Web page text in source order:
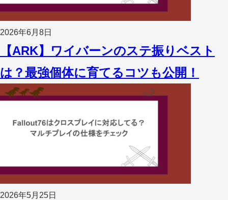
2026年6月8日
【ARK】ワイバーンのステ振りベスト
は？最強個体に育てるコツも公開！
2026年5月25日